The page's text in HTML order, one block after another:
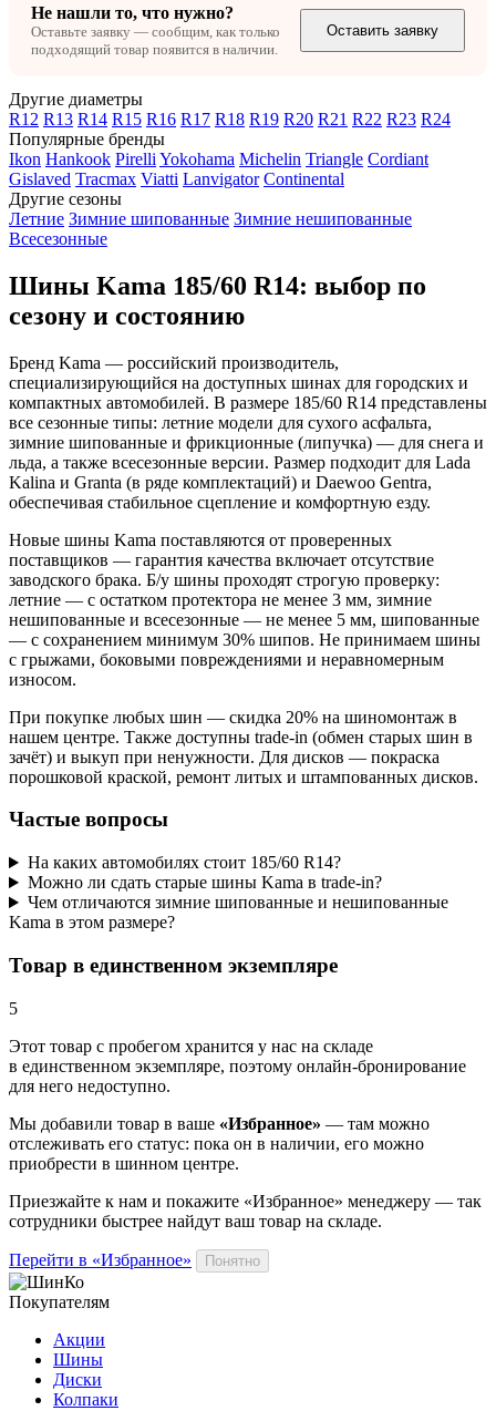
Не нашли то, что нужно?
Оставьте заявку — сообщим, как только
подходящий товар появится в наличии.
Оставить заявку
Другие диаметры
R12 R13 R14 R15 R16 R17 R18 R19 R20 R21 R22 R23 R24
Популярные бренды
Ikon Hankook Pirelli Yokohama Michelin Triangle Cordiant
Gislaved Tracmax Viatti Lanvigator Continental
Другие сезоны
Летние Зимние шипованные Зимние нешипованные
Всесезонные
Шины Kama 185/60 R14: выбор по
сезону и состоянию
Бренд Kama — российский производитель,
специализирующийся на доступных шинах для городских и
компактных автомобилей. В размере 185/60 R14 представлены
все сезонные типы: летние модели для сухого асфальта,
зимние шипованные и фрикционные (липучка) — для снега и
льда, а также всесезонные версии. Размер подходит для Lada
Kalina и Granta (в ряде комплектаций) и Daewoo Gentra,
обеспечивая стабильное сцепление и комфортную езду.
Новые шины Kama поставляются от проверенных
поставщиков — гарантия качества включает отсутствие
заводского брака. Б/у шины проходят строгую проверку:
летние — с остатком протектора не менее 3 мм, зимние
нешипованные и всесезонные — не менее 5 мм, шипованные
— с сохранением минимум 30% шипов. Не принимаем шины
с грыжами, боковыми повреждениями и неравномерным
износом.
При покупке любых шин — скидка 20% на шиномонтаж в
нашем центре. Также доступны trade-in (обмен старых шин в
зачёт) и выкуп при ненужности. Для дисков — покраска
порошковой краской, ремонт литых и штампованных дисков.
Частые вопросы
На каких автомобилях стоит 185/60 R14?
Можно ли сдать старые шины Kama в trade-in?
Чем отличаются зимние шипованные и нешипованные
Kama в этом размере?
Товар в единственном экземпляре
5
Этот товар с пробегом хранится у нас на складе
в единственном экземпляре, поэтому онлайн-бронирование
для него недоступно.
Мы добавили товар в ваше «Избранное» — там можно
отслеживать его статус: пока он в наличии, его можно
приобрести в шинном центре.
Приезжайте к нам и покажите «Избранное» менеджеру — так
сотрудники быстрее найдут ваш товар на складе.
Перейти в «Избранное» Понятно
Покупателям
Акции
Шины
Диски
Колпаки